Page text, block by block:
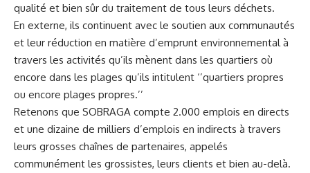
qualité et bien sûr du traitement de tous leurs déchets.
En externe, ils continuent avec le soutien aux communautés
et leur réduction en matière d’emprunt environnemental à
travers les activités qu’ils mènent dans les quartiers où
encore dans les plages qu’ils intitulent ‘’quartiers propres
ou encore plages propres.’’
Retenons que SOBRAGA compte 2.000 emplois en directs
et une dizaine de milliers d’emplois en indirects à travers
leurs grosses chaînes de partenaires, appelés
communément les grossistes, leurs clients et bien au-delà.